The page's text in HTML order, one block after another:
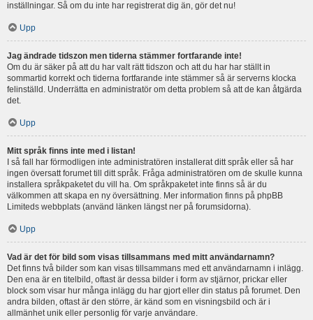
inställningar. Så om du inte har registrerat dig än, gör det nu!
Upp
Jag ändrade tidszon men tiderna stämmer fortfarande inte!
Om du är säker på att du har valt rätt tidszon och att du har har ställt in
sommartid korrekt och tiderna fortfarande inte stämmer så är serverns klocka
felinställd. Underrätta en administratör om detta problem så att de kan åtgärda
det.
Upp
Mitt språk finns inte med i listan!
I så fall har förmodligen inte administratören installerat ditt språk eller så har
ingen översatt forumet till ditt språk. Fråga administratören om de skulle kunna
installera språkpaketet du vill ha. Om språkpaketet inte finns så är du
välkommen att skapa en ny översättning. Mer information finns på phpBB
Limiteds webbplats (använd länken längst ner på forumsidorna).
Upp
Vad är det för bild som visas tillsammans med mitt användarnamn?
Det finns två bilder som kan visas tillsammans med ett användarnamn i inlägg.
Den ena är en titelbild, oftast är dessa bilder i form av stjärnor, prickar eller
block som visar hur många inlägg du har gjort eller din status på forumet. Den
andra bilden, oftast är den större, är känd som en visningsbild och är i
allmänhet unik eller personlig för varje användare.